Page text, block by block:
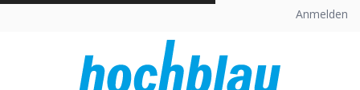
Skip
Anmelden